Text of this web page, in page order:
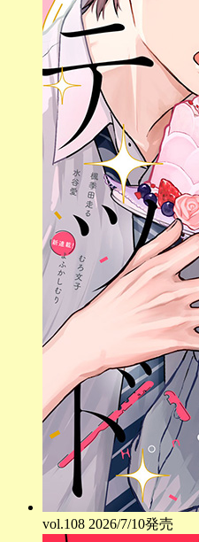
vol.108 2026/7/10発売